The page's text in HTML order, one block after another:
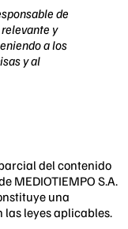
de
y
a los
y al
del contenido
MEDIOTIEMPO S.A.
una
leyes aplicables.